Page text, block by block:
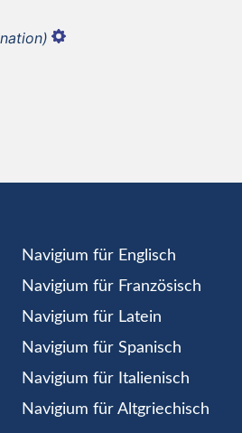
Navigium für Englisch
Navigium für Französisch
Navigium für Latein
Navigium für Spanisch
Navigium für Italienisch
Navigium für Altgriechisch